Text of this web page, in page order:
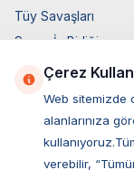
Tüy Savaşları
Socar İş Birliği
İyzico İş Birliği
Mobil Uygulama
Çerez
Web sitemizde
alanlarınıza
verebilir,